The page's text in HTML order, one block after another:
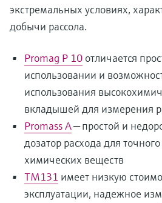
экстремальных условиях,
добычи рассола.
Promag P 10 отличается
использовании и
использования
вкладышей для измерения
Promass A— простой и
дозатор расхода для
химических веществ
TM131 имеет низкую
эксплуатации, надежное